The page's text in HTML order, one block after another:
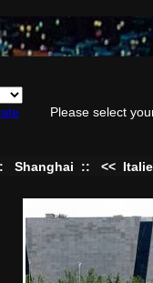
Please select
Shanghai :: <<